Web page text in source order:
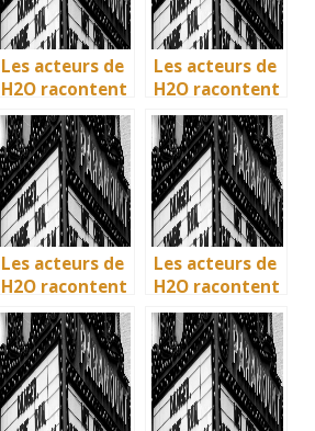
Les acteurs de
H2O racontent
: comment l’île
de Mako a pris
vie en
Australie
Les acteurs de
H2O racontent
: comment l’île
de Mako a pris
vie en
Australie
Les acteurs de
H2O racontent
: comment l’île
de Mako a pris
vie en
Australie
Les acteurs de
H2O racontent
: comment l’île
de Mako a pris
vie en
Australie